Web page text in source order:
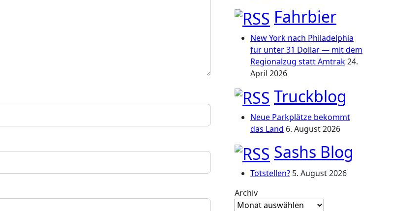
Fahrbier
New York nach Philadelphia
für unter 31 Dollar — mit dem
Regionalzug statt Amtrak24.
April 2026
Truckblog
Neue Parkplätze bekommt
das Land 6. August 2026
Sashs Blog
Totstellen? 5. August 2026
Archiv